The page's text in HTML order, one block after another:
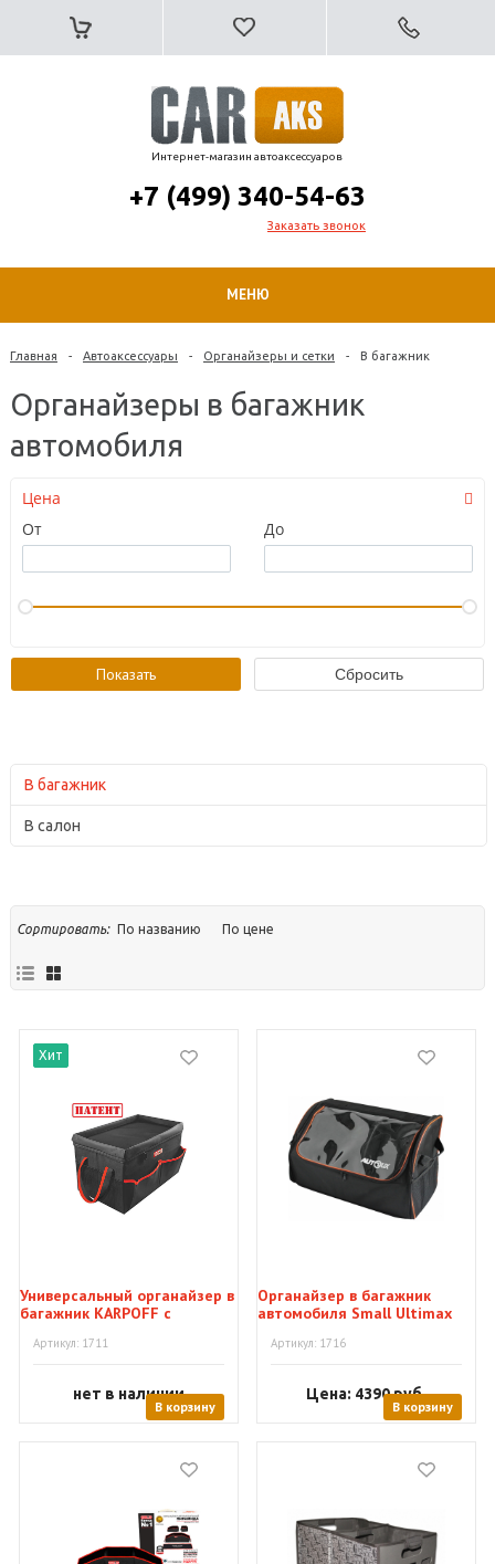
Интернет-магазин автоаксессуаров
+7 (499) 340-54-63
Заказать звонок
МЕНЮ
Главная - Автоаксессуары - Органайзеры и сетки - В багажник
Органайзеры в багажник
автомобиля
Цена
От
До
В багажник
В салон
Сортировать: По названию По цене
Хит
Универсальный органайзер в
багажник KARPOFF с
Артикул: 1711
нет в наличии
В корзину
Органайзер в багажник
автомобиля Small Ultimax
Артикул: 1716
Цена: 4390руб.
В корзину